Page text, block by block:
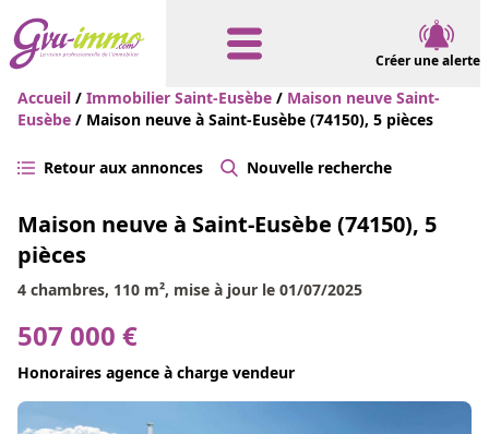
Créer une alerte
Accueil / Immobilier Saint-Eusèbe / Maison neuve Saint-
Eusèbe / Maison neuve à Saint-Eusèbe (74150), 5 pièces
Retour aux annonces Nouvelle recherche
Maison neuve à Saint-Eusèbe (74150), 5
pièces
4 chambres, 110 m², mise à jour le 01/07/2025
507 000 €
Honoraires agence à charge vendeur